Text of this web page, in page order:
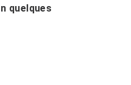
quelques